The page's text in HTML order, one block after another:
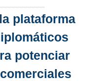
plataforma
potenciar